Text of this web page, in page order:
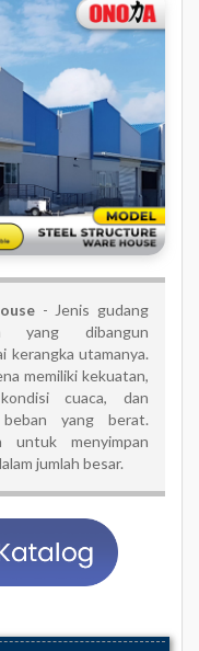
- Jenis gudang
yang dibangun
kerangka utamanya.
memiliki kekuatan,
cuaca, dan
yang berat.
untuk menyimpan
jumlah besar.